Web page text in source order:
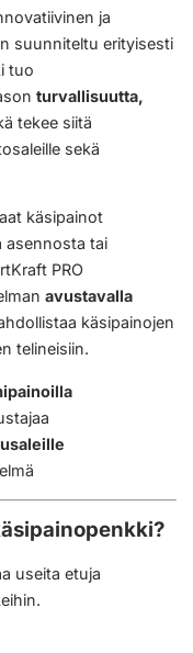
ja
suunniteltu erityisesti
tuo
turvallisuutta,
tekee siitä
sekä
käsipainot
asennosta tai
PRO
avustavalla
käsipainojen
telineisiin.
useita etuja